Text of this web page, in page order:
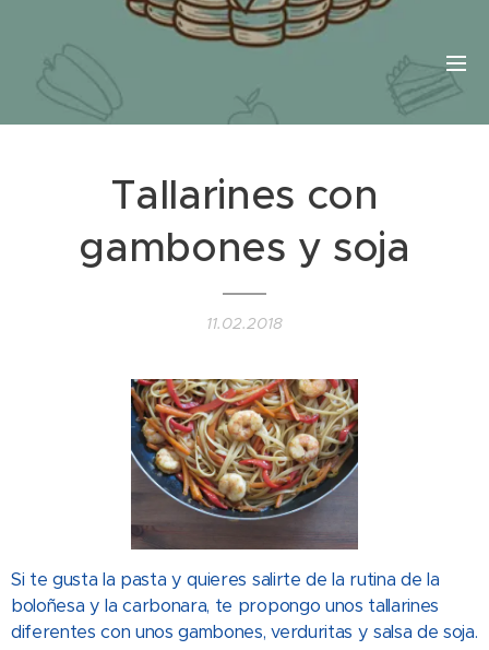
Tallarines con
gambones y soja
11.02.2018
Si te gusta la pasta y quieres salirte de la rutina de la
boloñesa y la carbonara, te propongo unos tallarines
diferentes con unos gambones, verduritas y salsa de soja.